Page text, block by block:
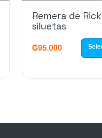
Remera de
siluetas
₲95.000